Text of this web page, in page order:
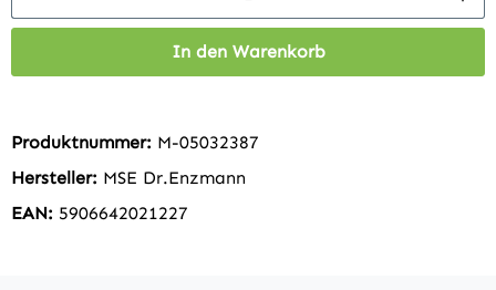
In den Warenkorb
Produktnummer: M-05032387
Hersteller: MSE Dr.Enzmann
EAN: 5906642021227